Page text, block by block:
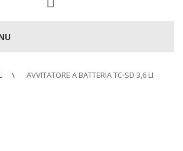
AVVITATORE A BATTERIA TC-SD 3,6 LI